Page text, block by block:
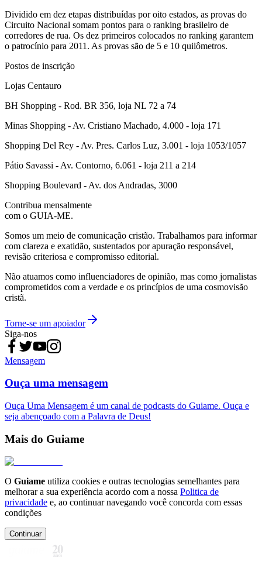
Dividido em dez etapas distribuídas por oito estados, as provas do
Circuito Nacional somam pontos para o ranking brasileiro de
corredores de rua. Os dez primeiros colocados no ranking garantem
o patrocínio para 2011. As provas são de 5 e 10 quilômetros.
Postos de inscrição
Lojas Centauro
BH Shopping - Rod. BR 356, loja NL 72 a 74
Minas Shopping - Av. Cristiano Machado, 4.000 - loja 171
Shopping Del Rey - Av. Pres. Carlos Luz, 3.001 - loja 1053/1057
Pátio Savassi - Av. Contorno, 6.061 - loja 211 a 214
Shopping Boulevard - Av. dos Andradas, 3000
Contribua mensalmente
com o GUIA-ME.
Somos um meio de comunicação cristão. Trabalhamos para informar
com clareza e exatidão, sustentados por apuração responsável,
revisão criteriosa e compromisso editorial.
Não atuamos como influenciadores de opinião, mas como jornalistas
comprometidos com a verdade e os princípios de uma cosmovisão
cristã.
Torne-se um apoiador
Siga-nos
Mensagem
Ouça uma mensagem
Ouça Uma Mensagem é um canal de podcasts do Guiame. Ouça e
seja abençoado com a Palavra de Deus!
Mais do Guiame
O Guiame utiliza cookies e outras tecnologias semelhantes para
melhorar a sua experiência acordo com a nossa Politica de
privacidade e, ao continuar navegando você concorda com essas
condições
Continuar